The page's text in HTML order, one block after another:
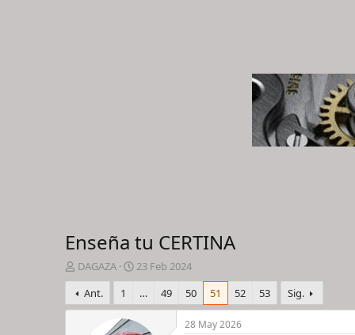
Enseña tu CERTINA
I
n
i
c
DAGAZA
F
e
h
a
23 Feb 2024
Ant.
1 … 49 50 51 52 53 Sig.
28 May 2026